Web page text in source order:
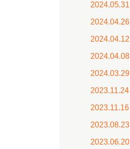
2024.05.31
2024.04.26
2024.04.12
2024.04.08
2024.03.29
2023.11.24
2023.11.16
2023.08.23
2023.06.20